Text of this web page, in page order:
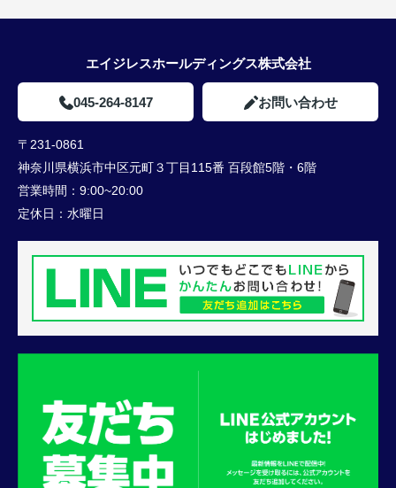
エイジレスホールディングス株式会社
045-264-8147 お問い合わせ
〒231-0861
神奈川県横浜市中区元町３丁目115番 百段館5階・6階
営業時間： 9:00~20:00
定休日： 水曜日